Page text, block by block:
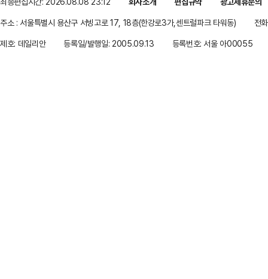
주소 : 서울특별시 용산구 서빙고로 17, 18층(한강로3가,센트럴파크 타워동)
전
제호: 데일리안
등록일/발행일: 2005.09.13 등록번호: 서울 아00055